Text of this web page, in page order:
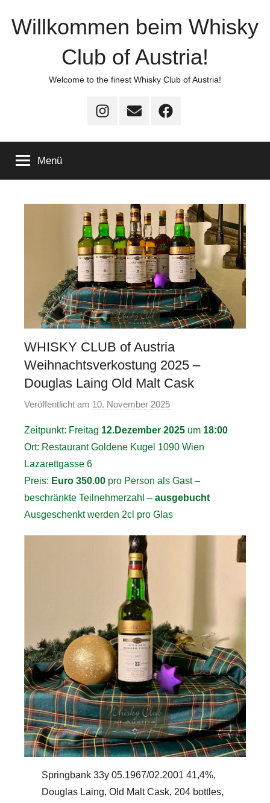
InhaltWillkommen beim Whisky
Club of Austria!
Welcome to the finest Whisky Club of Austria!
Instagram
WCOA
E-
Facebook
WCOA
Menü
WHISKY CLUB of Austria
Weihnachtsverkostung 2025 –
Douglas Laing Old Malt Cask
Veröffentlicht am 10. November 2025
n
a
m
i
n
Zeitpunkt: Freitag 12.Dezember 2025 um 18:00
Ort: Restaurant Goldene Kugel 1090 Wien
Lazarettgasse 6
Preis: Euro 350.00 pro Person als Gast –
beschränkte Teilnehmerzahl – ausgebucht
Ausgeschenkt werden 2cl pro Glas
Springbank 33y 05.1967/02.2001 41,4%,
Douglas Laing, Old Malt Cask, 204 bottles,